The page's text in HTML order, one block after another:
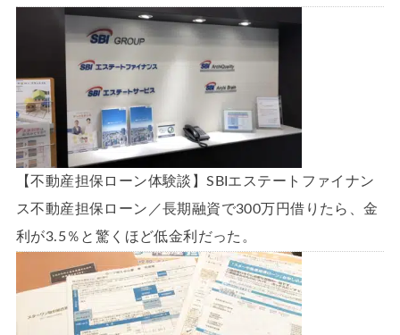
【不動産担保ローン体験談】SBIエステートファイナン
ス不動産担保ローン／長期融資で300万円借りたら、金
利が3.5％と驚くほど低金利だった。